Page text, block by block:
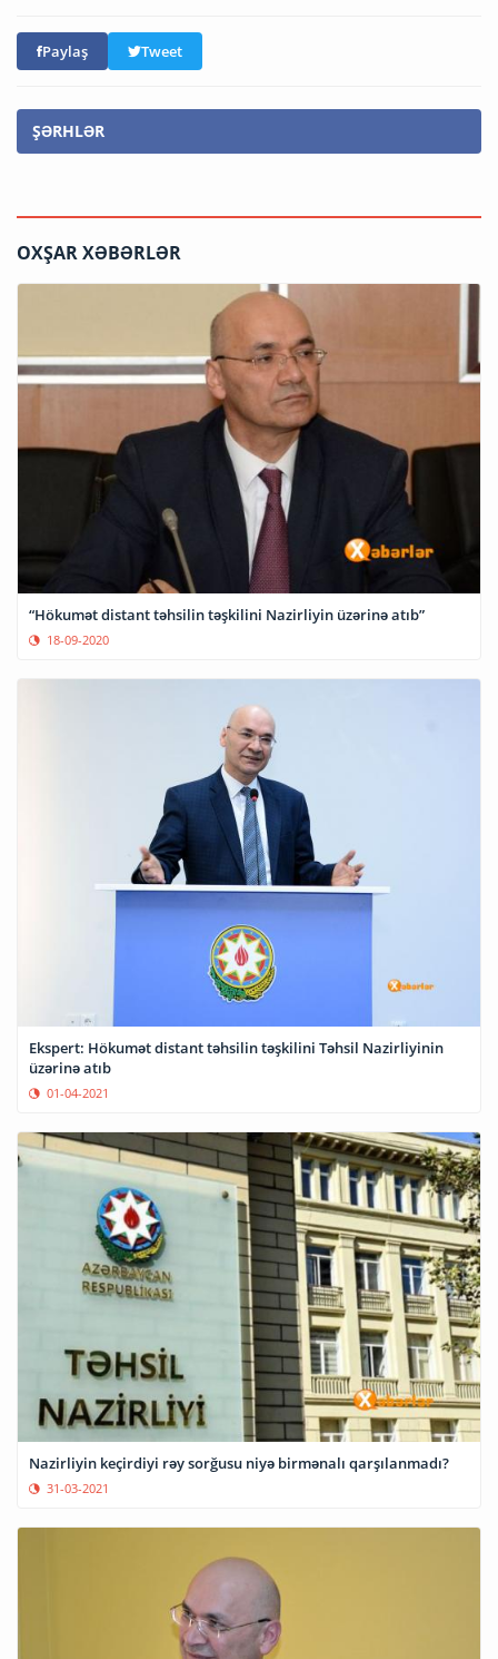
Paylaş Tweet
ŞƏRHLƏR
OXŞAR XƏBƏRLƏR
“Hökumət distant təhsilin təşkilini Nazirliyin üzərinə atıb”
18-09-2020
Ekspert: Hökumət distant təhsilin təşkilini Təhsil Nazirliyinin
üzərinə atıb
01-04-2021
Nazirliyin keçirdiyi rəy sorğusu niyə birmənalı qarşılanmadı?
31-03-2021